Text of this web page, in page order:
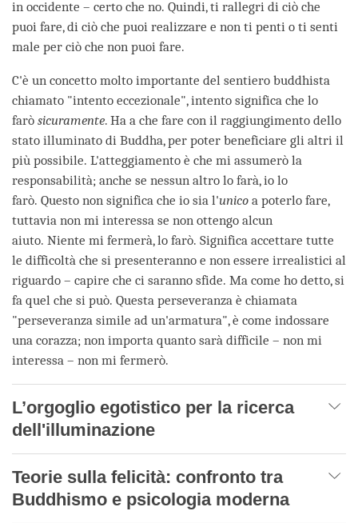
in occidente – certo che no. Quindi, ti rallegri di ciò che
puoi fare, di ciò che puoi realizzare e non ti penti o ti senti
male per ciò che non puoi fare.
C'è un concetto molto importante del sentiero buddhista
chiamato "intento eccezionale", intento significa che lo
farò sicuramente. Ha a che fare con il raggiungimento dello
stato illuminato di Buddha, per poter beneficiare gli altri il
più possibile. L'atteggiamento è che mi assumerò la
responsabilità; anche se nessun altro lo farà, io lo
farò. Questo non significa che io sia l'unico a poterlo fare,
tuttavia non mi interessa se non ottengo alcun
aiuto. Niente mi fermerà, lo farò. Significa accettare tutte
le difficoltà che si presenteranno e non essere irrealistici al
riguardo – capire che ci saranno sfide. Ma come ho detto, si
fa quel che si può. Questa perseveranza è chiamata
"perseveranza simile ad un'armatura", è come indossare
una corazza; non importa quanto sarà difficile – non mi
interessa – non mi fermerò.
L’orgoglio egotistico per la ricerca
dell'illuminazione
Teorie sulla felicità: confronto tra
Buddhismo e psicologia moderna